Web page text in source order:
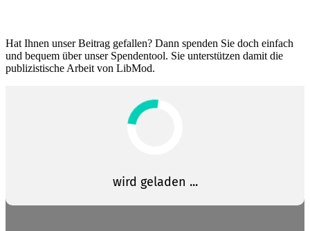
Hat Ihnen unser Beitrag gefallen? Dann spenden Sie doch einfach
und bequem über unser Spendentool. Sie unter­stützen damit die
publi­zis­tische Arbeit von LibMod.